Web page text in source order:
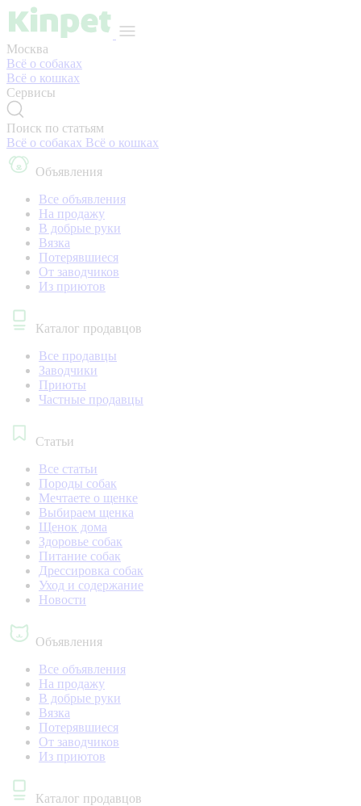
Москва
Всё о собаках
Всё о кошках
Сервисы
Поиск по статьям
Всё о собаках Всё о кошках
Объявления
Все объявления
На продажу
В добрые руки
Вязка
Потерявшиеся
От заводчиков
Из приютов
Каталог продавцов
Все продавцы
Заводчики
Приюты
Частные продавцы
Статьи
Все статьи
Породы собак
Мечтаете о щенке
Выбираем щенка
Щенок дома
Здоровье собак
Питание собак
Дрессировка собак
Уход и содержание
Новости
Объявления
Все объявления
На продажу
В добрые руки
Вязка
Потерявшиеся
От заводчиков
Из приютов
Каталог продавцов